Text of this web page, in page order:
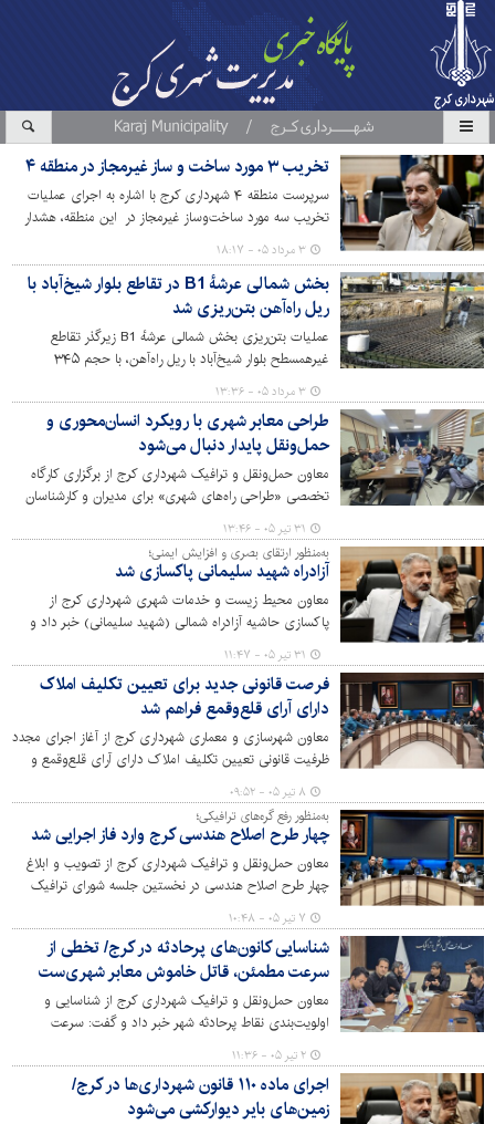
تخریب ۳ مورد ساخت و ساز غیرمجاز در منطقه ۴
سرپرست منطقه ۴ شهرداری کرج با اشاره به اجرای عملیات
تخریب سه مورد ساخت‌وساز غیرمجاز در این منطقه، هشدار
داد: هرگونه ساخت و ساز بدون اخذ مجوز قانونی، با برخورد
قاطع شهرداری فوراً متوقف و بناهای احداثی جمع‌آوری خواهد
شد.
۳ مرداد ۰۵ - ۱۸:۱۷
بخش شمالی عرشهٔ B1 در تقاطع بلوار شیخ‌آباد با
ریل راه‌آهن بتن‌ریزی شد
عملیات بتن‌ریزی بخش شمالی عرشهٔ B1 زیرگذر تقاطع
غیرهمسطح بلوار شیخ‌آباد با ریل راه‌آهن، با حجم ۳۴۵
مترمکعب و با رعایت کامل استانداردهای فنی، انجام شد.
۳ مرداد ۰۵ - ۱۳:۳۶
طراحی معابر شهری با رویکرد انسان‌محوری و
حمل‌ونقل پایدار دنبال می‌شود
معاون حمل‌ونقل و ترافیک شهرداری کرج از برگزاری کارگاه
تخصصی «طراحی راه‌های شهری» برای مدیران و کارشناسان
این معاونت خبر داد و گفت: ارتقای دانش فنی و به‌کارگیری
رویکردهای نوین در طراحی معابر، نقش مؤثری در تحقق
شهری ایمن، کارآمد و انسان‌محور دارد.
۳۱ تیر ۰۵ - ۱۳:۴۶
به‌منظور ارتقای بصری و افزایش ایمنی؛
آزادراه شهید سلیمانی پاکسازی شد
معاون محیط زیست و خدمات شهری شهرداری کرج از
پاکسازی حاشیه آزادراه شمالی (شهید سلیمانی) خبر داد و
گفت: این طرح با هدف ارتقای بهداشت محیط، افزایش ایمنی
تردد و زیباسازی بصری یکی از مهم‌ترین محورهای ارتباطی
شهر کرج اجرا شده است.
۳۱ تیر ۰۵ - ۱۱:۴۷
فرصت قانونی جدید برای تعیین تکلیف املاک
دارای آرای قلع‌وقمع فراهم شد
معاون شهرسازی و معماری شهرداری کرج از آغاز اجرای مجدد
ظرفیت قانونی تعیین تکلیف املاک دارای آرای قلع‌وقمع و
اعاده به وضع پروانه خبر داد.
۸ تیر ۰۵ - ۰۹:۵۲
به‌منظور رفع گره‌های ترافیکی؛
چهار طرح اصلاح هندسی کرج وارد فاز اجرایی شد
معاون حمل‌ونقل و ترافیک شهرداری کرج از تصویب و ابلاغ
چهار طرح اصلاح هندسی در نخستین جلسه شورای ترافیک
سال جاری خبر داد و گفت: این طرح‌ها با هدف افزایش
ایمنی، روان‌سازی تردد و رفع گره‌های ترافیکی در نقاط پرتردد
شهر اجرا می‌شوند.
۷ تیر ۰۵ - ۱۰:۴۸
شناسایی کانون‌های پرحادثه در کرج/ تخطی از
سرعت مطمئن، قاتل خاموش معابر شهری‌ست
معاون حمل‌ونقل و ترافیک شهرداری کرج از شناسایی و
اولویت‌بندی نقاط پرحادثه شهر خبر داد و گفت: سرعت
غیرمجاز همچنان مهم‌ترین عامل وقوع تصادفات منجر به فوت
در معابر شهری کرج است.
۲ تیر ۰۵ - ۱۱:۳۶
اجرای ماده ۱۱۰ قانون شهرداری‌ها در کرج/
زمین‌های بایر دیوارکشی می‌شود